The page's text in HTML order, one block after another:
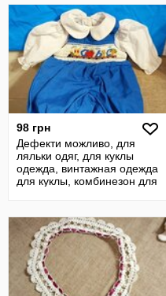
98 грн
Дефекти можливо, для
ляльки одяг, для куклы
одежда, винтажная одежда
для куклы, комбинезон для